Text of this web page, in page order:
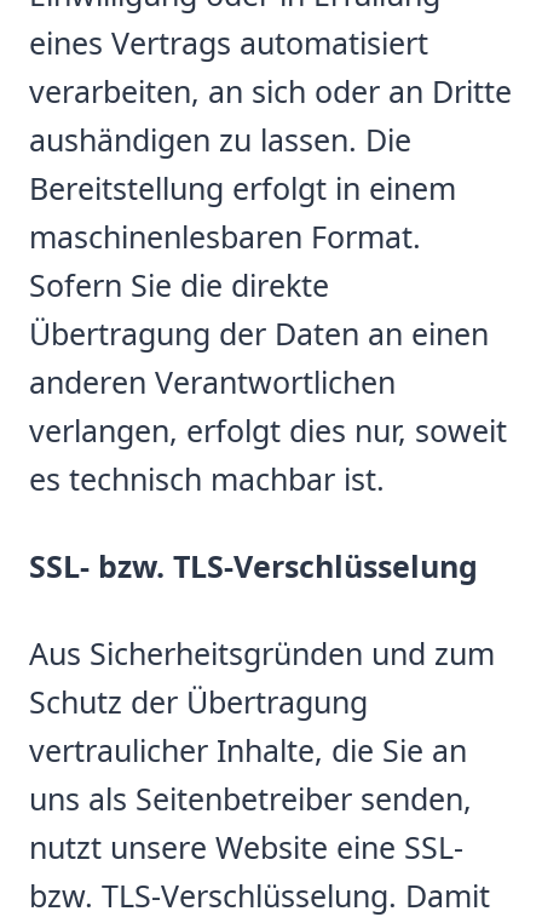
eines Vertrags automatisiert
verarbeiten, an sich oder an Dritte
aushändigen zu lassen. Die
Bereitstellung erfolgt in einem
maschinenlesbaren Format.
Sofern Sie die direkte
Übertragung der Daten an einen
anderen Verantwortlichen
verlangen, erfolgt dies nur, soweit
es technisch machbar ist.
SSL- bzw. TLS-Verschlüsselung
Aus Sicherheitsgründen und zum
Schutz der Übertragung
vertraulicher Inhalte, die Sie an
uns als Seitenbetreiber senden,
nutzt unsere Website eine SSL-
bzw. TLS-Verschlüsselung. Damit